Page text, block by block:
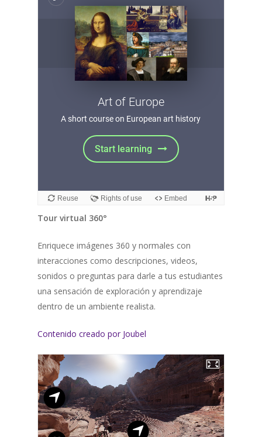
Tour virtual 360°
Enriquece imágenes 360 y normales con
interacciones como descripciones, videos,
sonidos o preguntas para darle a tus estudiantes
una sensación de exploración y aprendizaje
dentro de un ambiente realista.
Contenido creado por Joubel